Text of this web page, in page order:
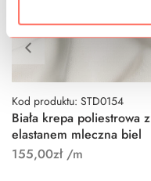
Kod produktu: STD0154
Biała krepa poliestrowa z
elastanem mleczna biel
155,00zł/m